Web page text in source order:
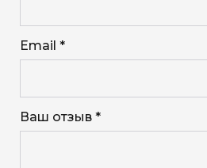
Email *
Ваш отзыв *